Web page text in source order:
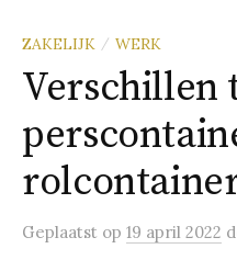
ZAKELIJK / WERK
Verschillen
Geplaatst op 19 april 2022